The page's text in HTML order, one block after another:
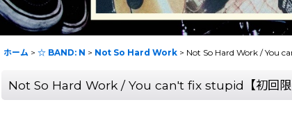
ホーム > ☆ BAND: N > Not So Hard Work > Not So Hard Work / You
Not So Hard Work / You can't fix stupid【初回限